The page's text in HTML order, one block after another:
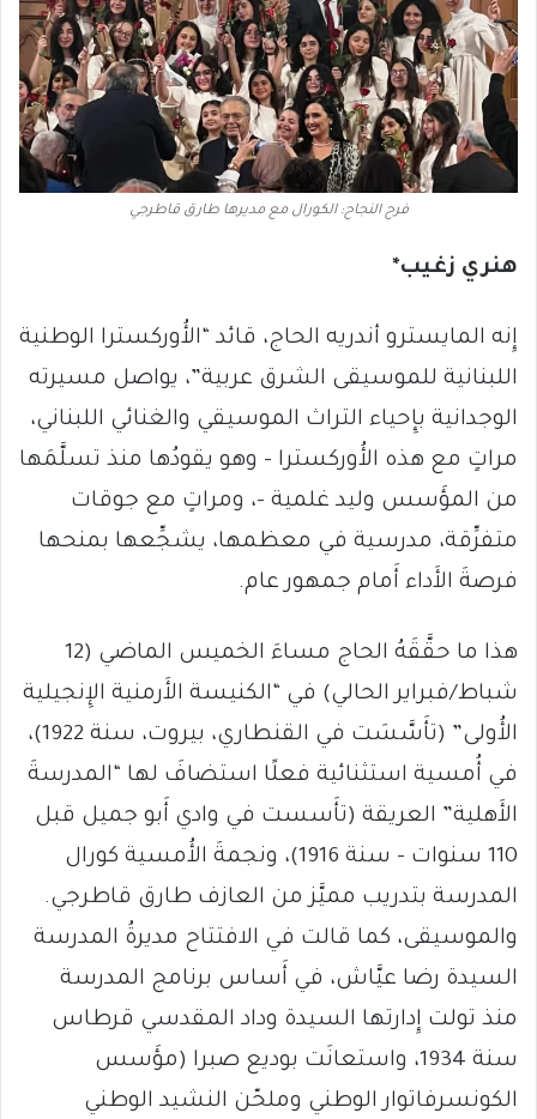
فرح النجاح: الكورال مع مديرها طارق قاطرجي
هنري زغيب*
إِنه المايسترو أندريه الحاج، قائد “الأُوركسترا الوطنية
اللبنانية للموسيقى الشرق عربية”، يواصل مسيرته
الوجدانية بإِحياء التراث الموسيقي والغنائي اللبناني،
مراتٍ مع هذه الأُوركسترا – وهو يقودُها منذ تسلَّمَها
من المؤَسس وليد غلمية -، ومراتٍ مع جوقات
متفرِّقة، مدرسية في معظمها، يشجِّعها بمنحها
فرصةَ الأَداء أَمام جمهور عام.
هذا ما حقَّقَهُ الحاج مساءَ الخميس الماضي (12
شباط/فبراير الحالي) في “الكنيسة الأَرمنية الإِنجيلية
الأُولى” (تأَسَّسَت في القنطاري، بيروت، سنة 1922)،
في أُمسية استثنائية فعلًا استضافَ لها “المدرسةَ
الأَهلية” العريقة (تأَسست في وادي أَبو جميل قبل
110 سنوات – سنة 1916)، ونجمةَ الأُمسية كورال
المدرسة بتدريب مميَّز من العازف طارق قاطرجي.
والموسيقى، كما قالت في الافتتاح مديرةُ المدرسة
السيدة رضا عيَّاش، في أَساس برنامج المدرسة
منذ تولت إِدارتها السيدة وداد المقدسي قرطاس
سنة 1934، واستعانَت بوديع صبرا (مؤَسس
الكونسرفاتوار الوطني وملحّن النشيد الوطني